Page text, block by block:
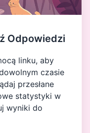
Odpowiedzi
linku, aby
czasie
przesłane
statystyki w
wyniki do